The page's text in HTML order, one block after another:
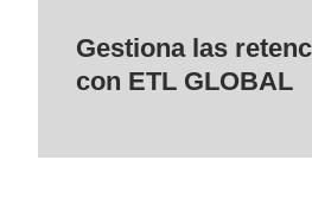
Gestiona las
con ETL GLOBAL